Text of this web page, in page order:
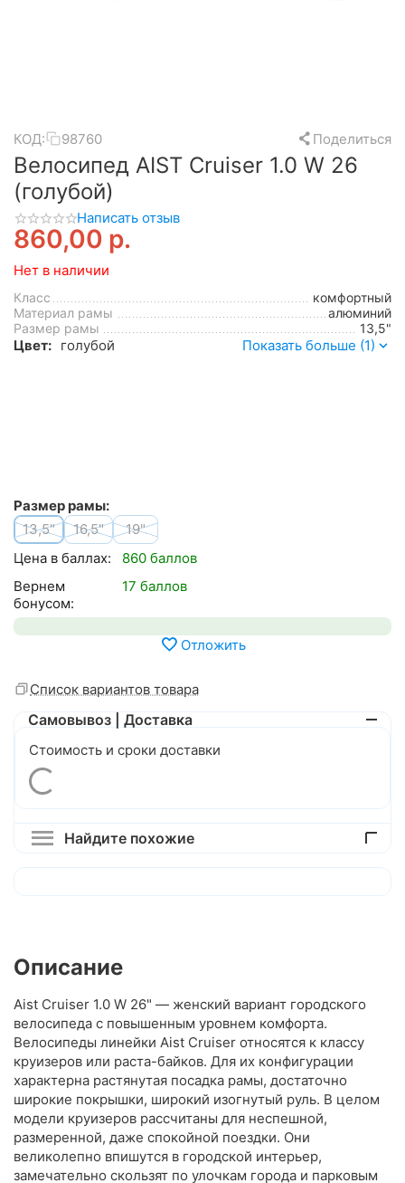
КОД: 98760 Поделиться
Велосипед AIST Cruiser 1.0 W 26
(голубой)
Написать отзыв
860,00 р.
Нет в наличии
Класс
комфортный
Материал рамы
алюминий
Размер рамы
13,5"
Цвет: голубой Показать больше (1)
Размер рамы:
13,5"
16,5"
19"
Цена в баллах:
860 баллов
Вернем
бонусом:
17 баллов
Отложить
Список вариантов товара
Самовывоз | Доставка
Стоимость и сроки доставки
Найдите похожие
Описание
Aist Cruiser 1.0 W 26" — женский вариант городского
велосипеда с повышенным уровнем комфорта.
Велосипеды линейки Aist Cruiser относятся к классу
круизеров или раста-байков. Для их конфигурации
характерна растянутая посадка рамы, достаточно
широкие покрышки, широкий изогнутый руль. В целом
модели круизеров рассчитаны для неспешной,
размеренной, даже спокойной поездки. Они
великолепно впишутся в городской интерьер,
замечательно скользят по улочкам города и парковым